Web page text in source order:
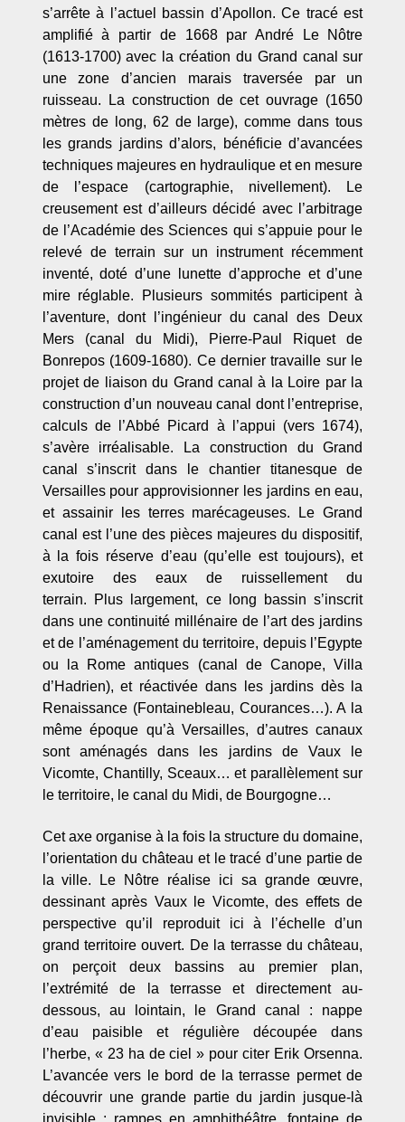
s’arrête à l’actuel bassin d’Apollon. Ce tracé est
amplifié à partir de 1668 par André Le Nôtre
(1613-1700) avec la création du Grand canal sur
une zone d’ancien marais traversée par un
ruisseau. La construction de cet ouvrage (1650
mètres de long, 62 de large), comme dans tous
les grands jardins d’alors, bénéficie d’avancées
techniques majeures en hydraulique et en mesure
de l’espace (cartographie, nivellement). Le
creusement est d’ailleurs décidé avec l’arbitrage
de l’Académie des Sciences qui s’appuie pour le
relevé de terrain sur un instrument récemment
inventé, doté d’une lunette d’approche et d’une
mire réglable. Plusieurs sommités participent à
l’aventure, dont l’ingénieur du canal des Deux
Mers (canal du Midi), Pierre-Paul Riquet de
Bonrepos (1609-1680). Ce dernier travaille sur le
projet de liaison du Grand canal à la Loire par la
construction d’un nouveau canal dont l’entreprise,
calculs de l’Abbé Picard à l’appui (vers 1674),
s’avère irréalisable. La construction du Grand
canal s’inscrit dans le chantier titanesque de
Versailles pour approvisionner les jardins en eau,
et assainir les terres marécageuses. Le Grand
canal est l’une des pièces majeures du dispositif,
à la fois réserve d’eau (qu’elle est toujours), et
exutoire des eaux de ruissellement du
terrain. Plus largement, ce long bassin s’inscrit
dans une continuité millénaire de l’art des jardins
et de l’aménagement du territoire, depuis l’Egypte
ou la Rome antiques (canal de Canope, Villa
d’Hadrien), et réactivée dans les jardins dès la
Renaissance (Fontainebleau, Courances…). A la
même époque qu’à Versailles, d’autres canaux
sont aménagés dans les jardins de Vaux le
Vicomte, Chantilly, Sceaux… et parallèlement sur
le territoire, le canal du Midi, de Bourgogne…
Cet axe organise à la fois la structure du domaine,
l’orientation du château et le tracé d’une partie de
la ville. Le Nôtre réalise ici sa grande œuvre,
dessinant après Vaux le Vicomte, des effets de
perspective qu’il reproduit ici à l’échelle d’un
grand territoire ouvert. De la terrasse du château,
on perçoit deux bassins au premier plan,
l’extrémité de la terrasse et directement au-
dessous, au lointain, le Grand canal : nappe
d’eau paisible et régulière découpée dans
l’herbe, « 23 ha de ciel » pour citer Erik Orsenna.
L’avancée vers le bord de la terrasse permet de
découvrir une grande partie du jardin jusque-là
invisible : rampes en amphithéâtre, fontaine de